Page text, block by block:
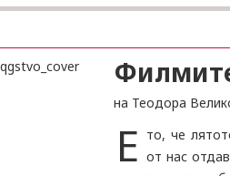
на Теодора
Е то, че
от нас